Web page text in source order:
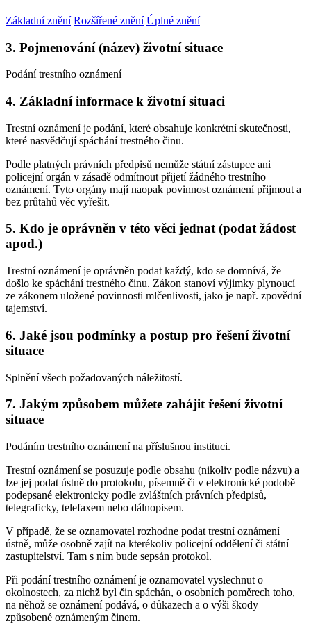
Základní znění Rozšířené znění Úplné znění
3. Pojmenování (název) životní situace
Podání trestního oznámení
4. Základní informace k životní situaci
Trestní oznámení je podání, které obsahuje konkrétní skutečnosti,
které nasvědčují spáchání trestného činu.
Podle platných právních předpisů nemůže státní zástupce ani
policejní orgán v zásadě odmítnout přijetí žádného trestního
oznámení. Tyto orgány mají naopak povinnost oznámení přijmout a
bez průtahů věc vyřešit.
5. Kdo je oprávněn v této věci jednat (podat žádost
apod.)
Trestní oznámení je oprávněn podat každý, kdo se domnívá, že
došlo ke spáchání trestného činu. Zákon stanoví výjimky plynoucí
ze zákonem uložené povinnosti mlčenlivosti, jako je např. zpovědní
tajemství.
6. Jaké jsou podmínky a postup pro řešení životní
situace
Splnění všech požadovaných náležitostí.
7. Jakým způsobem můžete zahájit řešení životní
situace
Podáním trestního oznámení na příslušnou instituci.
Trestní oznámení se posuzuje podle obsahu (nikoliv podle názvu) a
lze jej podat ústně do protokolu, písemně či v elektronické podobě
podepsané elektronicky podle zvláštních právních předpisů,
telegraficky, telefaxem nebo dálnopisem.
V případě, že se oznamovatel rozhodne podat trestní oznámení
ústně, může osobně zajít na kterékoliv policejní oddělení či státní
zastupitelství. Tam s ním bude sepsán protokol.
Při podání trestního oznámení je oznamovatel vyslechnut o
okolnostech, za nichž byl čin spáchán, o osobních poměrech toho,
na něhož se oznámení podává, o důkazech a o výši škody
způsobené oznámeným činem.